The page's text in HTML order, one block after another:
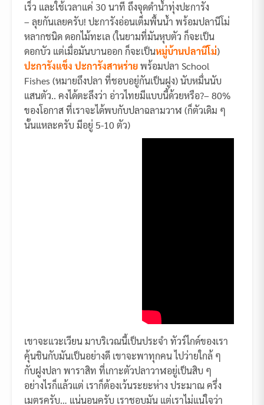
เร็ว และใช้เวลาแค่ 30 นาที ถึงจุดดำน้ำทุ่งปะการัง
– ลุยกันเลยครับ! ปะการังอ่อนเต็มพื้นน้ำ พร้อมปลานีโม่
หลากชนิด ดอกไม้ทะเล (ในยามที่มันหุบตัว ก็จะเป็น
ดอกบัว แต่เมื่อมันบานออก ก็จะเป็นหมู่บ้านปลานีโม่)
ปะการังแข็ง ปะการังสาหร่ายพร้อมปลา School
Fishes (หมายถึงปลา ที่ชอบอยู่กันเป็นฝูง) นับหมื่นนับ
แสนตัว.. คงได้ตะลึงว่า อ่าวไทยมีแบบนี้ด้วยหรือ?– 80%
ของโอกาส ที่เราจะได้พบกับปลาฉลามวาฬ (ก็ตัวเดิม ๆ
นั้นแหละครับ มีอยู่ 5-10 ตัว)
เขาจะแวะเวียน มาบริเวณนี้เป็นประจำ ทัวร์ไกด์ของเรา
คุ้นชินกับมันเป็นอย่างดี เขาจะพาทุกคน ไปว่ายใกล้ ๆ
กับฝูงปลา พาราสิท ที่เกาะตัวปลาวาฬอยู่เป็นสิบ ๆ
อย่างไรก็แล้วแต่ เราก็ต้องเว้นระยะห่าง ประมาณ ครึ่ง
เมตรครับ… แน่นอนครับ เราชอบมัน แต่เราไม่แน่ใจว่า